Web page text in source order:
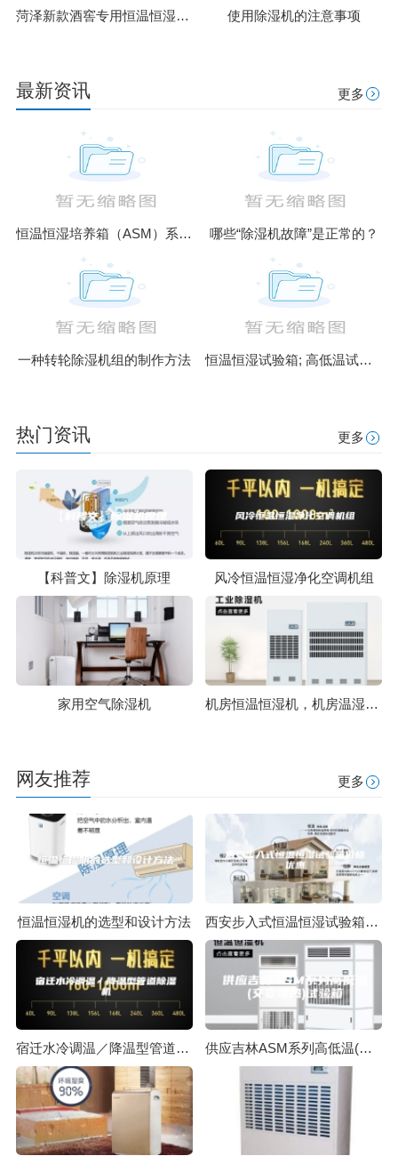
菏泽新款酒窖专用恒温恒湿机批发(原创2023已更新) 使用除湿机的注意事项
最新资讯 更多
恒温恒湿培养箱（ASM）系列升级款 哪些“除湿机故障”是正常的？
一种转轮除湿机组的制作方法 恒温恒湿试验箱; 高低温试验箱; 盐雾腐蚀试验箱; 高温恒温箱; 臭
热门资讯 更多
【科普文】除湿机原理 风冷恒温恒湿净化空调机组
家用空气除湿机 机房恒温恒湿机，机房温湿度控制系统
网友推荐 更多
恒温恒湿机的选型和设计方法 西安步入式恒温恒湿试验箱价格优惠
宿迁水冷调温／降温型管道除湿机 供应吉林ASM系列高低温(交变湿热)试验箱